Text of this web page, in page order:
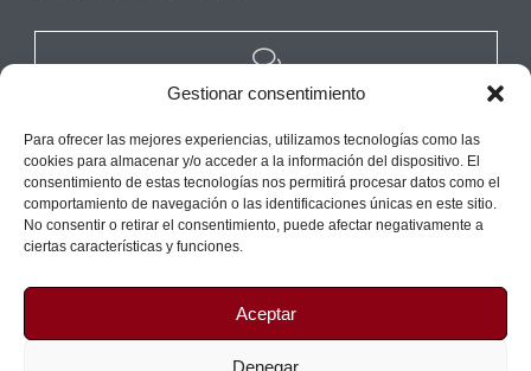
Gestionar consentimiento
Para ofrecer las mejores experiencias, utilizamos tecnologías como las
cookies para almacenar y/o acceder a la información del dispositivo. El
consentimiento de estas tecnologías nos permitirá procesar datos como el
comportamiento de navegación o las identificaciones únicas en este sitio.
No consentir o retirar el consentimiento, puede afectar negativamente a
ciertas características y funciones.
Aceptar
Denegar

REALICE UNA CONSULTA GRATUITA →